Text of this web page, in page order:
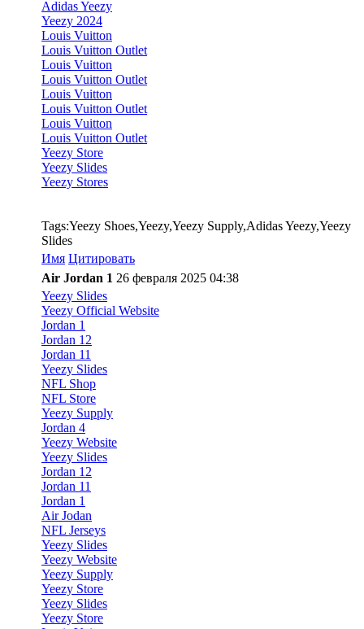
Adidas Yeezy
Yeezy 2024
Louis Vuitton
Louis Vuitton Outlet
Louis Vuitton
Louis Vuitton Outlet
Louis Vuitton
Louis Vuitton Outlet
Louis Vuitton
Louis Vuitton Outlet
Yeezy Store
Yeezy Slides
Yeezy Stores
Tags:Yeezy Shoes,Yeezy,Yeezy Supply,Adidas Yeezy,Yeezy
Slides
Имя Цитировать
Air Jordan 1 26 февраля 2025 04:38
Yeezy Slides
Yeezy Official Website
Jordan 1
Jordan 12
Jordan 11
Yeezy Slides
NFL Shop
NFL Store
Yeezy Supply
Jordan 4
Yeezy Website
Yeezy Slides
Jordan 12
Jordan 11
Jordan 1
Air Jodan
NFL Jerseys
Yeezy Slides
Yeezy Website
Yeezy Supply
Yeezy Store
Yeezy Slides
Yeezy Store